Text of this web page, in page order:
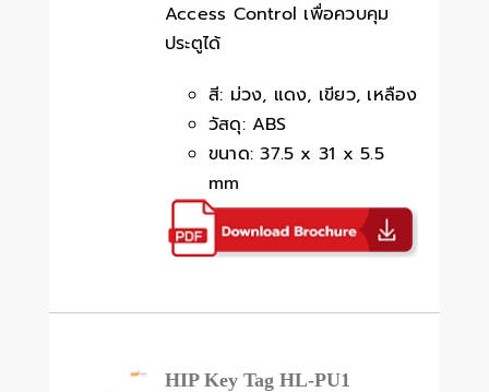
Access Control เพื่อควบคุม
ประตูได้
สี: ม่วง, แดง, เขียว, เหลือง
วัสดุ: ABS
ขนาด: 37.5 x 31 x 5.5
mm
HIP Key Tag HL-PU1